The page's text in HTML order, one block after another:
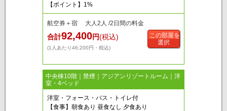
【ポイント】1%
航空券＋宿 大人2人 /2日間の料金
合計92,400円(税込)
(1人あたり46,200円・税込)
この部屋を
選択
中央棟10階｜禁煙｜アジアンリゾートルーム｜洋
室・4ベッド
洋室・フォース・バス・トイレ付
【食事】朝食あり 昼食なし 夕食あり